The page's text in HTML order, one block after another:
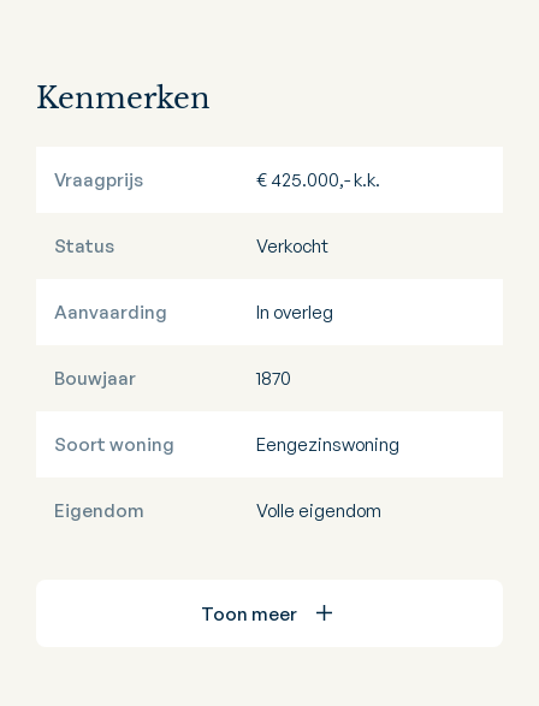
Kenmerken
Vraagprijs € 425.000,- k.k.
Status Verkocht
Aanvaarding In overleg
Bouwjaar 1870
Soort woning Eengezinswoning
Eigendom Volle eigendom
Toon meer